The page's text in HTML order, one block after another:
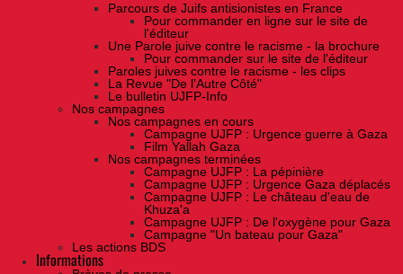
Parcours de Juifs antisionistes en France
Pour commander en ligne sur le site de
l'éditeur
Une Parole juive contre le racisme - la brochure
Pour commander sur le site de l'éditeur
Paroles juives contre le racisme - les clips
La Revue "De l'Autre Côté"
Le bulletin UJFP-Info
Nos campagnes
Nos campagnes en cours
Campagne UJFP : Urgence guerre à Gaza
Film Yallah Gaza
Nos campagnes terminées
Campagne UJFP : La pépinière
Campagne UJFP : Urgence Gaza déplacés
Campagne UJFP : Le château d'eau de
Khuza'a
Campagne UJFP : De l'oxygène pour Gaza
Campagne "Un bateau pour Gaza"
Les actions BDS
Informations